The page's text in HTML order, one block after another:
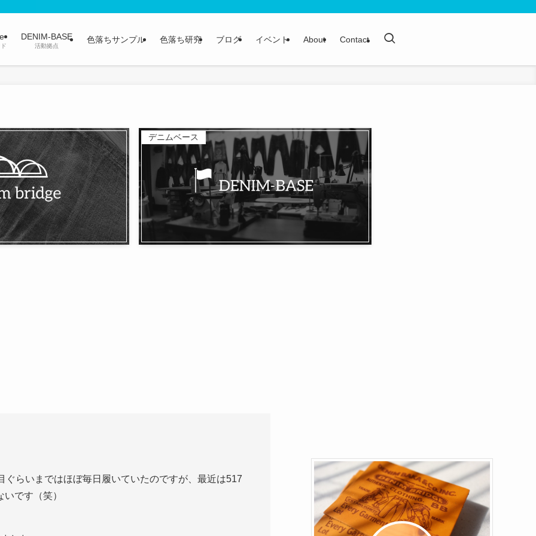
DENIM-BASE
活動拠点
色落ちサンプル 色落ち研究 ブログ イベント About Contact
デニムベース
らいまではほぼ毎日履いていたのですが、最近は517
です（笑）